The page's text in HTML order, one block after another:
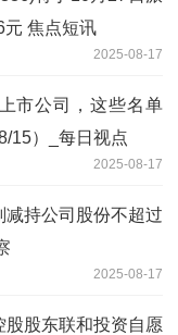
元 焦点短讯
2025-08-17
市公司，这些名单
15）_每日视点
2025-08-17
持公司股份不超过
2025-08-17
股东联和投资自愿